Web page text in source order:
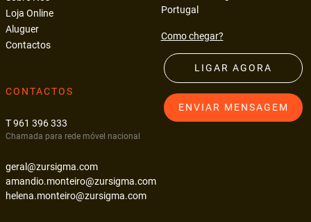
Loja Online
Aluguer
Contactos
Portugal
Como chegar?
CONTACTOS
T 961 396 333
Chamada para rede móvel nacional
geral@zursigma.com
amandio.monteiro@zursigma.com
helena.monteiro@zursigma.com
LIGAR AGORA
ENVIAR MENSAGEM